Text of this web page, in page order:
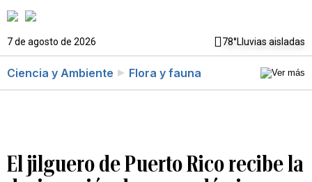
7 de agosto de 2026 78°Lluvias aisladas
Ciencia y Ambiente Flora y fauna
El jilguero de Puerto Rico recibe la